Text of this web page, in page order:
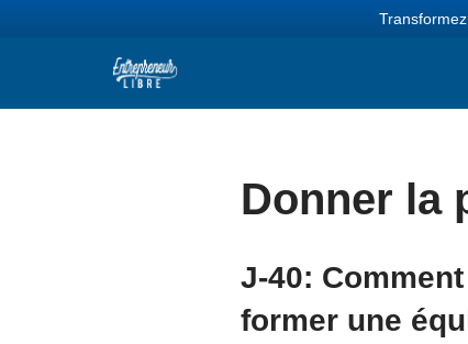
Donner la
J-40: Comment
former une